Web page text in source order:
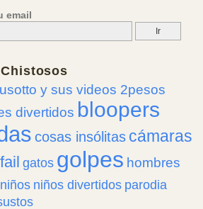
email
y sus videos 2pesos
divertidos bloopers
cosas insólitas cámaras
fail gatos golpes hombres
niños niños divertidos parodia